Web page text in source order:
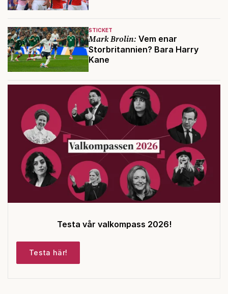
STICKET
Mark Brolin: Vem enar
Storbritannien? Bara Harry
Kane
Testa vår valkompass 2026!
Testa här!